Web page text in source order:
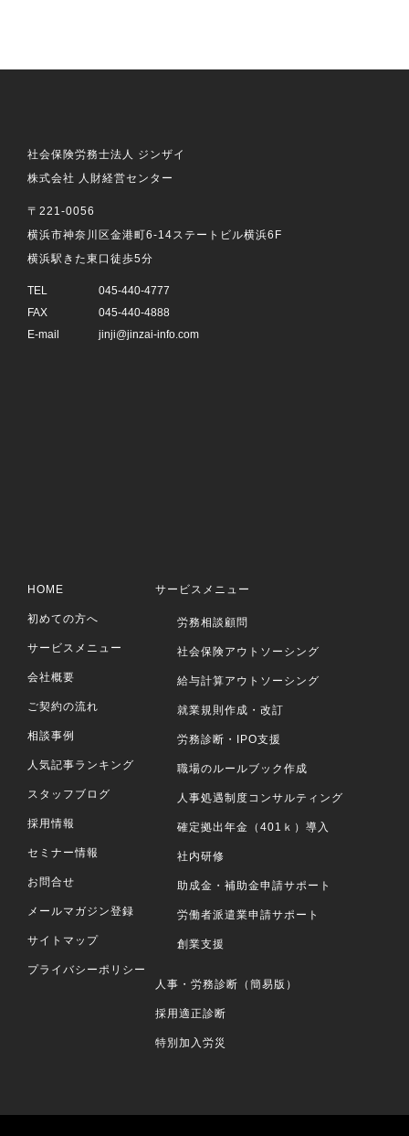
社会保険労務士法人 ジンザイ
株式会社 人財経営センター
〒221-0056
横浜市神奈川区金港町6-14ステートビル横浜6F
横浜駅きた東口徒歩5分
TEL
045-440-4777
FAX
045-440-4888
E-mail
jinji@jinzai-info.com
HOME
初めての方へ
サービスメニュー
会社概要
ご契約の流れ
相談事例
人気記事ランキング
スタッフブログ
採用情報
セミナー情報
お問合せ
メールマガジン登録
サイトマップ
プライバシーポリシー
サービスメニュー
労務相談顧問
社会保険アウトソーシング
給与計算アウトソーシング
就業規則作成・改訂
労務診断・IPO支援
職場のルールブック作成
人事処遇制度コンサルティング
確定拠出年金（401ｋ）導入
社内研修
助成金・補助金申請サポート
労働者派遣業申請サポート
創業支援
人事・労務診断（簡易版）
採用適正診断
特別加入労災